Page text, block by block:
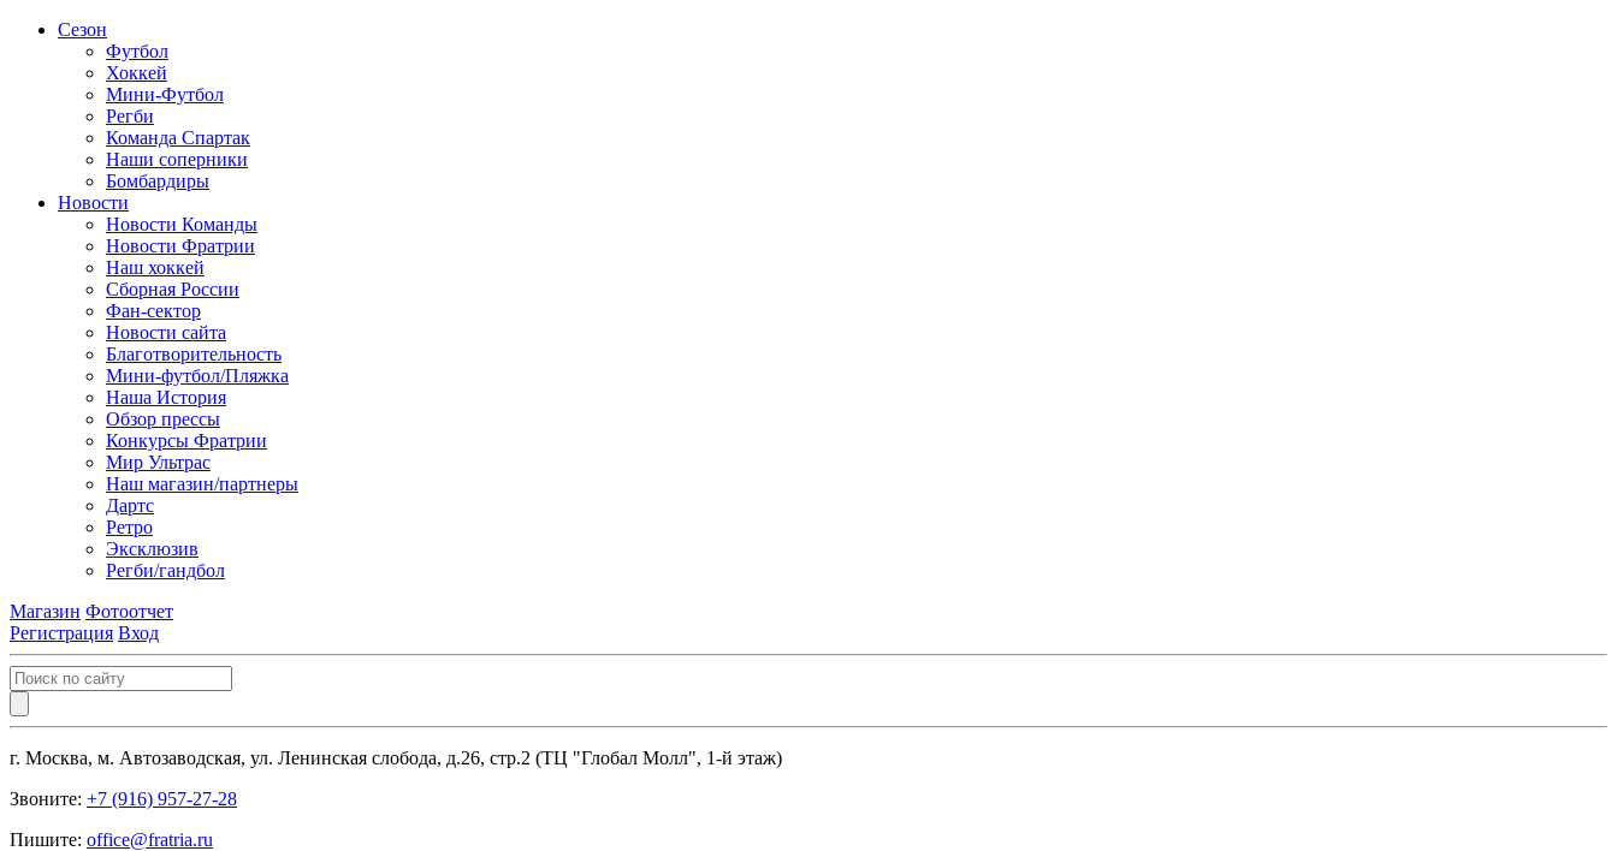
Сезон
Футбол
Хоккей
Мини-Футбол
Регби
Команда Спартак
Наши соперники
Бомбардиры
Новости
Новости Команды
Новости Фратрии
Наш хоккей
Сборная России
Фан-cектор
Новости сайта
Благотворительность
Мини-футбол/Пляжка
Наша История
Обзор прессы
Конкурсы Фратрии
Мир Ультрас
Наш магазин/партнеры
Дартс
Ретро
Эксклюзив
Регби/гандбол
Магазин Фотоотчет
Регистрация Вход
г. Москва, м. Автозаводская, ул. Ленинская слобода, д.26, стр.2 (ТЦ "Глобал Молл", 1-й этаж)
Звоните: +7 (916) 957-27-28
Пишите: office@fratria.ru